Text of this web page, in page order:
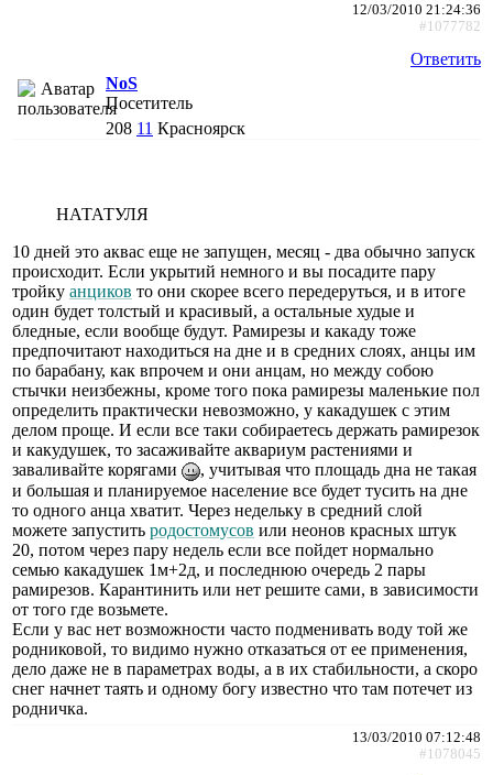
12/03/2010 21:24:36
#1077782
Ответить
NoS
Посетитель
208 11 Красноярск
НАТАТУЛЯ
10 дней это аквас еще не запущен, месяц - два обычно запуск
происходит. Если укрытий немного и вы посадите пару
тройку анциков то они скорее всего передеруться, и в итоге
один будет толстый и красивый, а остальные худые и
бледные, если вообще будут. Рамирезы и какаду тоже
предпочитают находиться на дне и в средних слоях, анцы им
по барабану, как впрочем и они анцам, но между собою
стычки неизбежны, кроме того пока рамирезы маленькие пол
определить практически невозможно, у какадушек с этим
делом проще. И если все таки собираетесь держать рамирезок
и какудушек, то засаживайте аквариум растениями и
заваливайте корягами
, учитывая что площадь дна не такая
и большая и планируемое население все будет тусить на дне
то одного анца хватит. Через недельку в средний слой
можете запустить родостомусов или неонов красных штук
20, потом через пару недель если все пойдет нормально
семью какадушек 1м+2д, и последнюю очередь 2 пары
рамирезов. Карантинить или нет решите сами, в зависимости
от того где возьмете.
Если у вас нет возможности часто подменивать воду той же
родниковой, то видимо нужно отказаться от ее применения,
дело даже не в параметрах воды, а в их стабильности, а скоро
снег начнет таять и одному богу известно что там потечет из
родничка.
13/03/2010 07:12:48
#1078045